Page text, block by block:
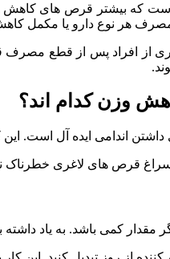
است که بیشتر قرص های
مصرف هر نوع دارو یا مکمل
افراد پس از قطع مصرف
وزن کدام اند؟
اندامی ایده آل است. این
سراغ قرص های لاغری خطرناک
مقدار کمی باشد. به یاد